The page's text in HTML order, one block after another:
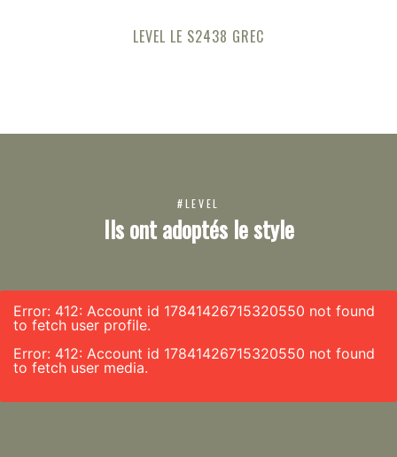
LEVEL LE S2438 GREC
#LEVEL
Ils ont adoptés le style
Error: 412: Account id 17841426715320550 not found
to fetch user profile.
Error: 412: Account id 17841426715320550 not found
to fetch user media.